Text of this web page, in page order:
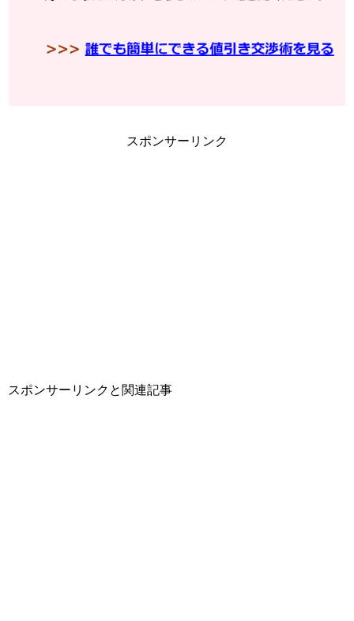
スポンサーリンク
スポンサーリンクと関連記事